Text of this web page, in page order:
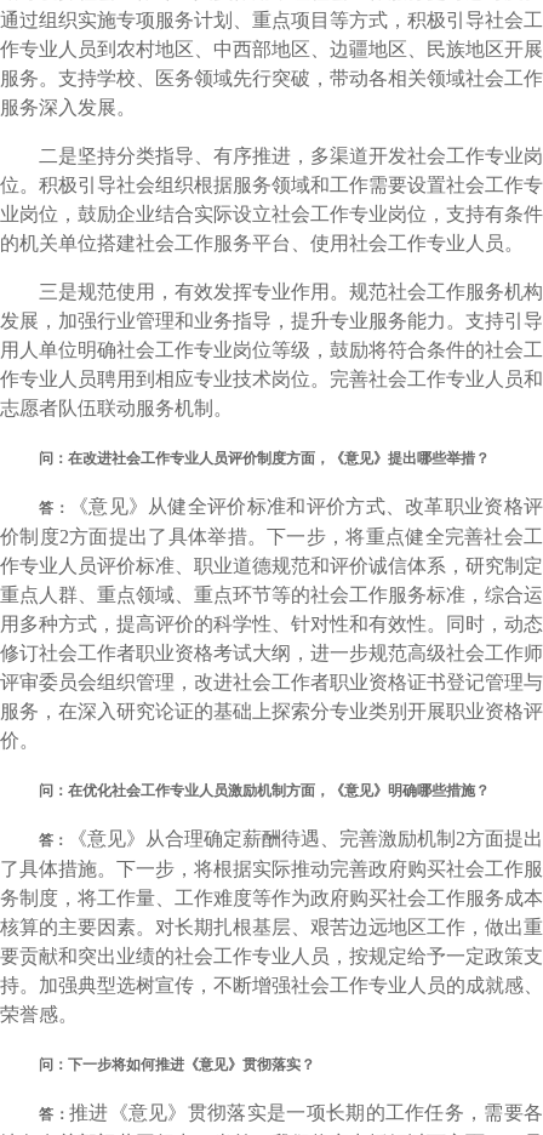
通过组织实施专项服务计划、重点项目等方式，积极引导社会工
作专业人员到农村地区、中西部地区、边疆地区、民族地区开展
服务。支持学校、医务领域先行突破，带动各相关领域社会工作
服务深入发展。
二是坚持分类指导、有序推进，多渠道开发社会工作专业岗
位。积极引导社会组织根据服务领域和工作需要设置社会工作专
业岗位，鼓励企业结合实际设立社会工作专业岗位，支持有条件
的机关单位搭建社会工作服务平台、使用社会工作专业人员。
三是规范使用，有效发挥专业作用。规范社会工作服务机构
发展，加强行业管理和业务指导，提升专业服务能力。支持引导
用人单位明确社会工作专业岗位等级，鼓励将符合条件的社会工
作专业人员聘用到相应专业技术岗位。完善社会工作专业人员和
志愿者队伍联动服务机制。
问：在改进社会工作专业人员评价制度方面，《意见》提出哪些举措？
答：
《意见》从健全评价标准和评价方式、改革职业资格评
价制度2方面提出了具体举措。下一步，将重点健全完善社会工
作专业人员评价标准、职业道德规范和评价诚信体系，研究制定
重点人群、重点领域、重点环节等的社会工作服务标准，综合运
用多种方式，提高评价的科学性、针对性和有效性。同时，动态
修订社会工作者职业资格考试大纲，进一步规范高级社会工作师
评审委员会组织管理，改进社会工作者职业资格证书登记管理与
服务，在深入研究论证的基础上探索分专业类别开展职业资格评
价。
问：在优化社会工作专业人员激励机制方面，《意见》明确哪些措施？
答：
《意见》从合理确定薪酬待遇、完善激励机制2方面提出
了具体措施。下一步，将根据实际推动完善政府购买社会工作服
务制度，将工作量、工作难度等作为政府购买社会工作服务成本
核算的主要因素。对长期扎根基层、艰苦边远地区工作，做出重
要贡献和突出业绩的社会工作专业人员，按规定给予一定政策支
持。加强典型选树宣传，不断增强社会工作专业人员的成就感、
荣誉感。
问：下一步将如何推进《意见》贯彻落实？
答： 推进《意见》贯彻落实是一项长期的工作任务，需要各